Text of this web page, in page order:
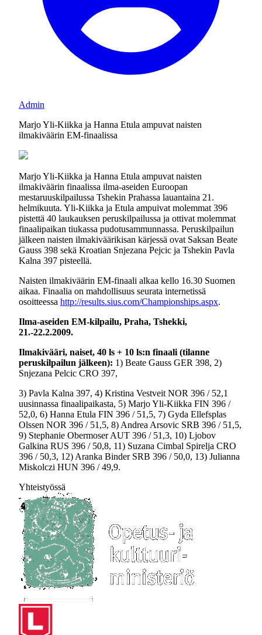
Admin
Marjo Yli-Kiikka ja Hanna Etula ampuvat naisten
ilmakiväärin EM-finaalissa
Marjo Yli-Kiikka ja Hanna Etula ampuvat naisten
ilmakiväärin finaalissa ilma-aseiden Euroopan
mestaruuskilpailussa Tshekin Prahassa lauantaina 21.
helmikuuta. Yli-Kiikka ja Etula ampuivat molemmat 396
pistettä 40 laukauksen peruskilpailussa ja ottivat molemmat
finaalipaikan tiukassa pudotusammunnassa. Peruskilpailun
jälkeen naisten ilmakiväärikisan kärjessä ovat Saksan Beate
Gauss 398 sekä Kroatian Snjezana Pejcic ja Tshekin Pavla
Kalna 397 pisteellä.
Naisten ilmakiväärin EM-finaali alkaa kello 16.30 Suomen
aikaa. Finaalia on mahdollisuus seurata internetissä
osoitteessa http://results.sius.com/Championships.aspx.
Ilma-aseiden EM-kilpailu, Praha, Tshekki,
21.-22.2.2009.
Ilmakivääri, naiset, 40 ls + 10 ls:n finaali (tilanne
peruskilpailun jälkeen): 1) Beate Gauss GER 398, 2)
Snjezana Pelcic CRO 397,
3) Pavla Kalna 397, 4) Kristina Vestveit NOR 396 / 52,1
uusinnassa finaalipaikasta, 5) Marjo Yli-Kiikka FIN 396 /
52,0, 6) Hanna Etula FIN 396 / 51,5, 7) Gyda Ellefsplas
Olssen NOR 396 / 51,5, 8) Andrea Arsovic SRB 396 / 51,5,
9) Stephanie Obermoser AUT 396 / 51,3, 10) Ljobov
Galkina RUS 396 / 50,8, 11) Suzana Cimbal Spirelja CRO
396 / 50,3, 12) Aranka Binder SRB 396 / 50,0, 13) Julianna
Miskolczi HUN 396 / 49,9.
Yhteistyössä